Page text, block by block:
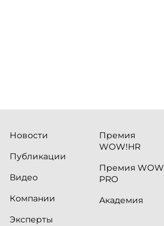
Новости
Публикации
Видео
Компании
Эксперты
Премия
WOW!HR
Премия WOW
PRO
Академия